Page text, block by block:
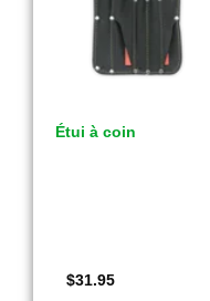
Étui à coin
$31.95